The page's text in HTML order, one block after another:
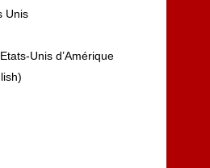
Unis
Unis d’Amérique